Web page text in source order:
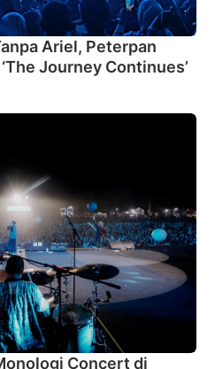
Ariel, Peterpan
Journey Continues’
Concert di